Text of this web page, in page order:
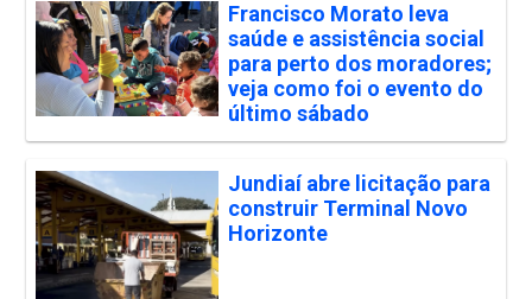
Francisco Morato leva
saúde e assistência social
para perto dos moradores;
veja como foi o evento do
último sábado
Jundiaí abre licitação para
construir Terminal Novo
Horizonte